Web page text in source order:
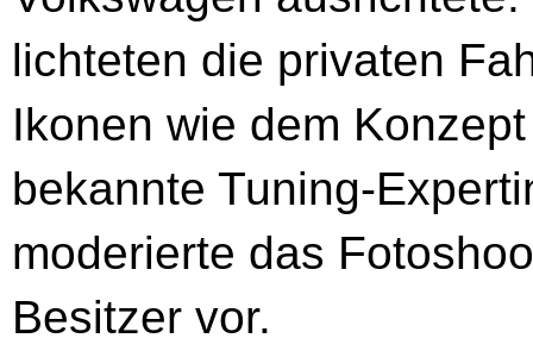
lichteten die privaten
Ikonen wie dem
bekannte Tuning-
moderierte das
Besitzer vor.